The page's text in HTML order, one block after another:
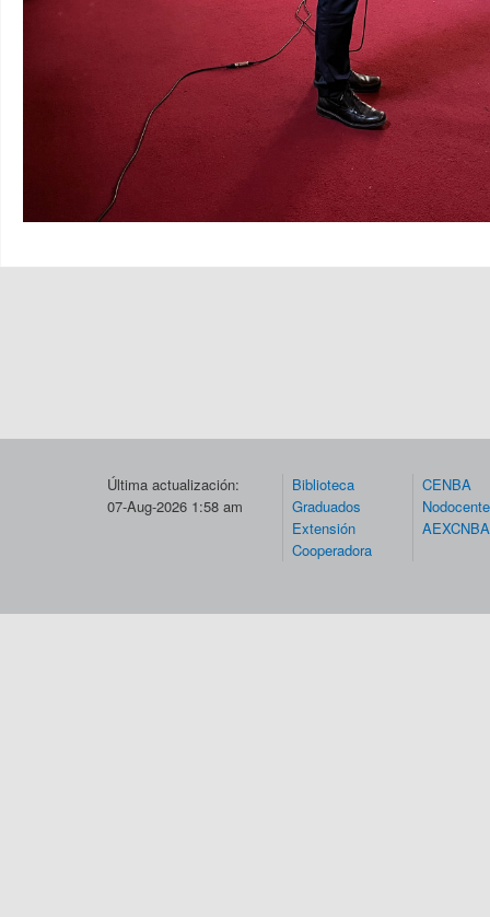
Última actualización:
07-Aug-2026 1:58 am
Biblioteca
Graduados
Extensión
Cooperadora
CENBA
AEXCNBA